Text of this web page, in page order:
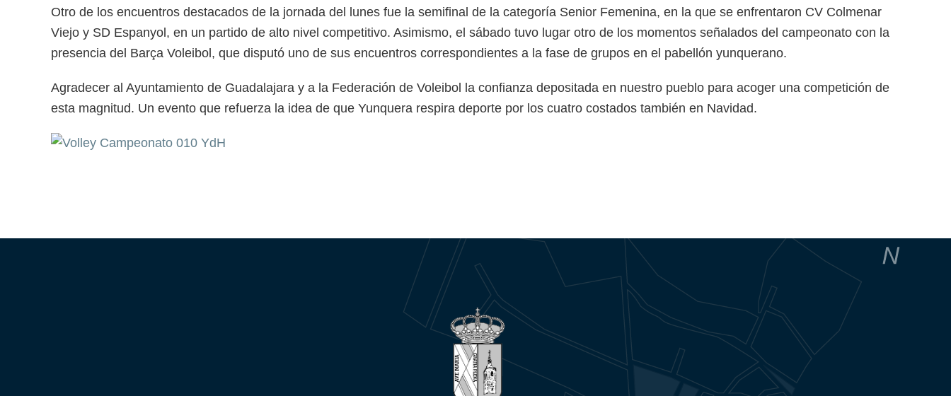
Otro de los encuentros destacados de la jornada del lunes fue la semifinal de la categoría Senior Femenina, en la que se enfrentaron CV Colmenar
Viejo y SD Espanyol, en un partido de alto nivel competitivo. Asimismo, el sábado tuvo lugar otro de los momentos señalados del campeonato con la
presencia del Barça Voleibol, que disputó uno de sus encuentros correspondientes a la fase de grupos en el pabellón yunquerano.
Agradecer al Ayuntamiento de Guadalajara y a la Federación de Voleibol la confianza depositada en nuestro pueblo para acoger una competición de
esta magnitud. Un evento que refuerza la idea de que Yunquera respira deporte por los cuatro costados también en Navidad.